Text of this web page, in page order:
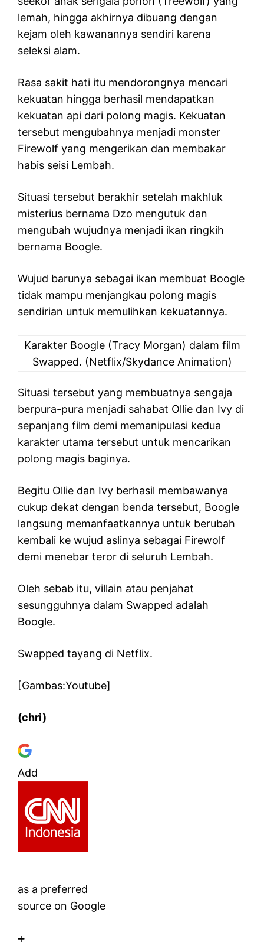
lemah, hingga akhirnya dibuang dengan
kejam oleh kawanannya sendiri karena
seleksi alam.
Rasa sakit hati itu mendorongnya mencari
kekuatan hingga berhasil mendapatkan
kekuatan api dari polong magis. Kekuatan
tersebut mengubahnya menjadi monster
Firewolf yang mengerikan dan membakar
habis seisi Lembah.
Situasi tersebut berakhir setelah makhluk
misterius bernama Dzo mengutuk dan
mengubah wujudnya menjadi ikan ringkih
bernama Boogle.
Wujud barunya sebagai ikan membuat Boogle
tidak mampu menjangkau polong magis
sendirian untuk memulihkan kekuatannya.
Karakter Boogle (Tracy Morgan) dalam film
Swapped. (Netflix/Skydance Animation)
Situasi tersebut yang membuatnya sengaja
berpura-pura menjadi sahabat Ollie dan Ivy di
sepanjang film demi memanipulasi kedua
karakter utama tersebut untuk mencarikan
polong magis baginya.
Begitu Ollie dan Ivy berhasil membawanya
cukup dekat dengan benda tersebut, Boogle
langsung memanfaatkannya untuk berubah
kembali ke wujud aslinya sebagai Firewolf
demi menebar teror di seluruh Lembah.
Oleh sebab itu, villain atau penjahat
sesungguhnya dalam Swapped adalah
Boogle.
Swapped tayang di Netflix.
[Gambas:Youtube]
(chri)
Add
as a preferred
source on Google